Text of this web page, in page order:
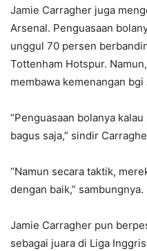
Jamie Carragher juga
Arsenal. Penguasaan
unggul 70 persen
Tottenham Hotspur.
membawa kemenangan bgi
“Penguasaan bolanya
bagus saja,” sindir
“Namun secara taktik,
dengan baik,” sambungnya.
Jamie Carragher pun
sebagai juara di Liga